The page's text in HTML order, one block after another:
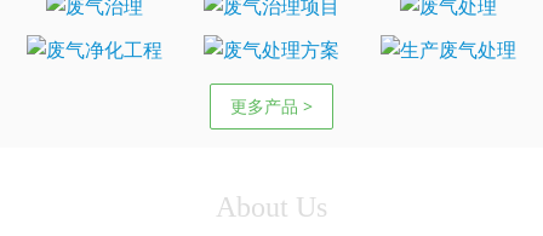
更多产品 >
About Us